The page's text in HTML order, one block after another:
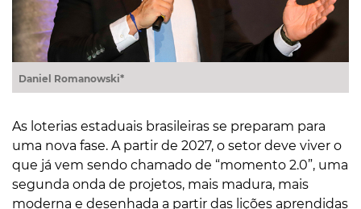
Daniel Romanowski*
As loterias estaduais brasileiras se preparam para
uma nova fase. A partir de 2027, o setor deve viver o
que já vem sendo chamado de “momento 2.0”, uma
segunda onda de projetos, mais madura, mais
moderna e desenhada a partir das lições aprendidas